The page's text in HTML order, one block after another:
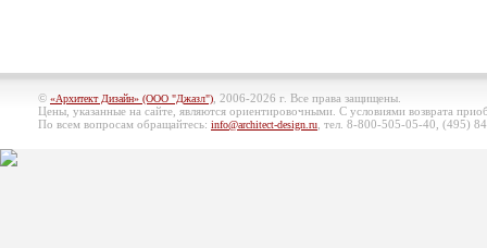
© «Архитект Дизайн» (ООО "Джазл") , 2006-2026 г. Все права защищены.
Цены, указанные на сайте, являются ориентировочными. С условиями возврата
По всем вопросам обращайтесь: info@architect-design.ru , тел. 8-800-505-05-40, (495)